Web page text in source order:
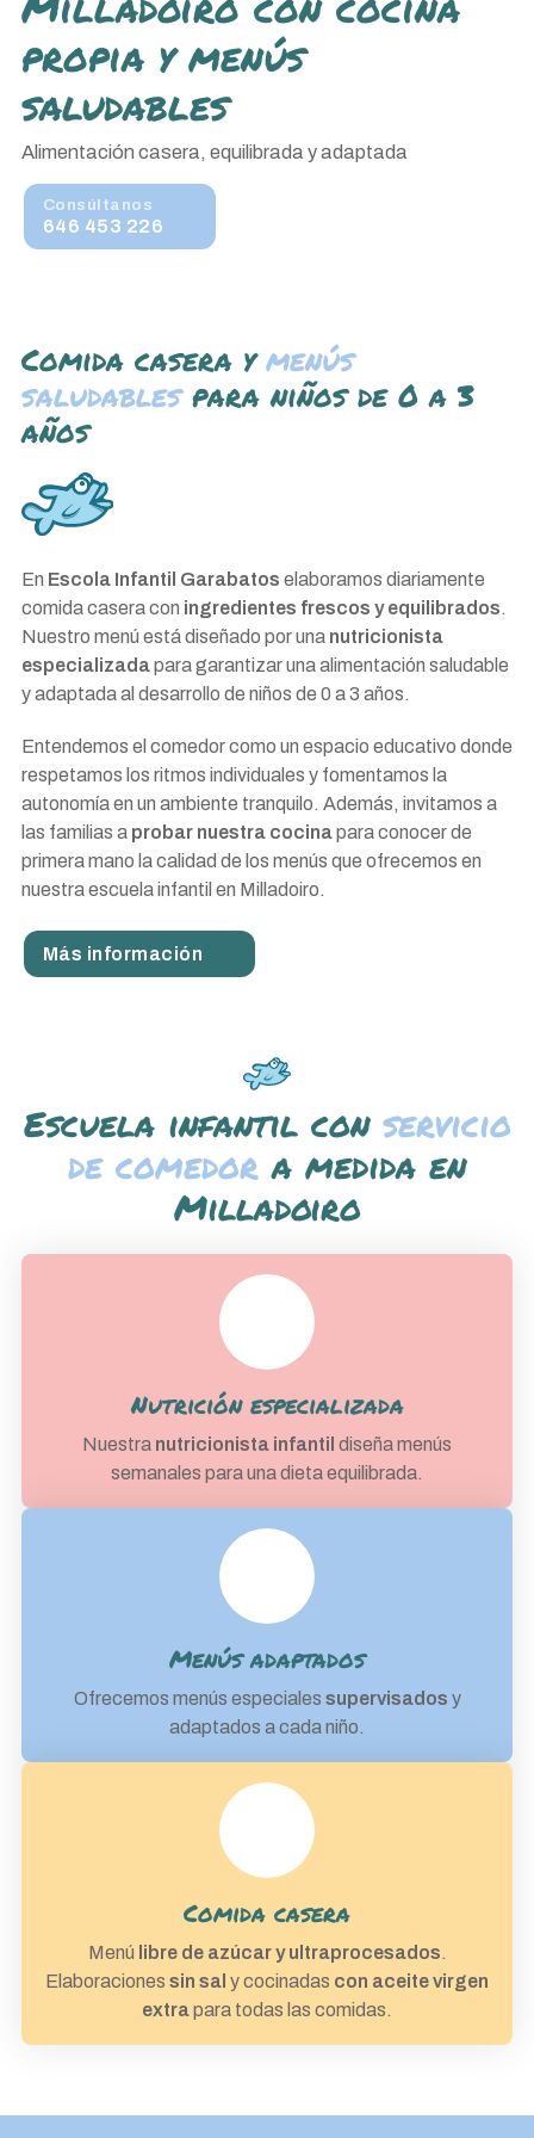
propia y menús
saludables
Alimentación casera, equilibrada y adaptada
Consúltanos
646 453 226
Comida casera ymenús
saludablespara niños de 0 a 3
años
En Escola Infantil Garabatos elaboramos diariamente
comida casera con ingredientes frescos y equilibrados.
Nuestro menú está diseñado por una nutricionista
especializadapara garantizar una alimentación saludable
y adaptada al desarrollo de niños de 0 a 3 años.
Entendemos el comedor como un espacio educativo donde
respetamos los ritmos individuales y fomentamos la
autonomía en un ambiente tranquilo. Además, invitamos a
las familias a probar nuestra cocinapara conocer de
primera mano la calidad de los menús que ofrecemos en
nuestra escuela infantil en Milladoiro.
Más información
Escuela infantil con servicio
de comedor a medida en
Milladoiro
Nutrición especializada
Nuestra nutricionista infantil diseña menús
semanales para una dieta equilibrada.
Menús adaptados
Ofrecemos menús especiales supervisados y
adaptados a cada niño.
Comida casera
Menú libre de azúcar y ultraprocesados.
Elaboraciones sin sal y cocinadas con aceite virgen
extrapara todas las comidas.